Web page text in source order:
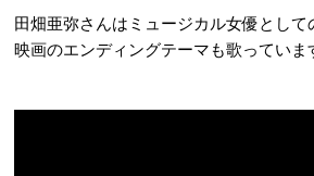
田畑亜弥さんはミュージカル女優とし
映画のエンディングテーマも歌っていま